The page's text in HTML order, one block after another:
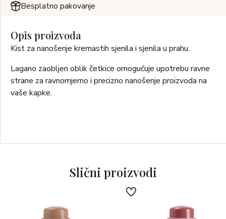
Besplatno pakovanje
Opis proizvoda
Kist za nanošenje kremastih sjenila i sjenila u prahu.
Lagano zaobljen oblik četkice omogućuje upotrebu ravne
strane za ravnomjerno i precizno nanošenje proizvoda na
vaše kapke.
Slični proizvodi